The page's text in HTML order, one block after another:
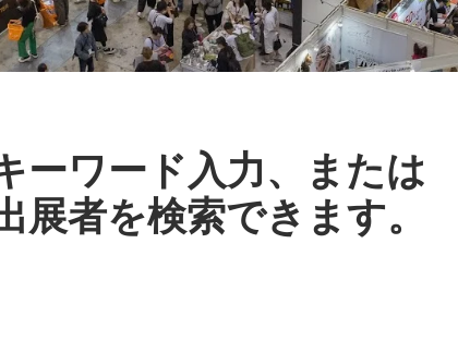
ーワード入力、または
展者を検索できます。